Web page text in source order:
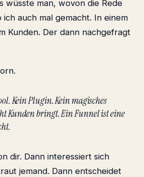
wüsste man, wovon die Rede
ich auch mal gemacht. In einem
Kunden. Der dann nachgefragt
Kein Plugin. Kein magisches
Kunden bringt. Ein Funnel ist eine
dir. Dann interessiert sich
jemand. Dann entscheidet